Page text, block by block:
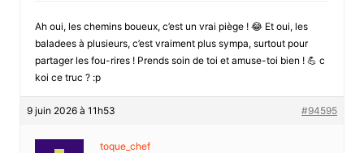
Ah oui, les chemins boueux, c’est un vrai piège ! 😂 Et oui, les
baladees à plusieurs, c’est vraiment plus sympa, surtout pour
partager les fou-rires ! Prends soin de toi et amuse-toi bien ! 💪 c
koi ce truc ? :p
9 juin 2026 à 11h53 #94595
toque_chef